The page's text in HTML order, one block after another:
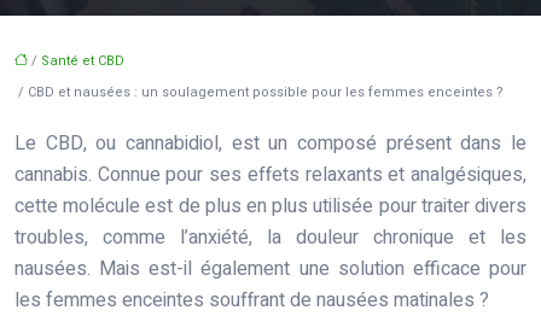
/ Santé et CBD
/ CBD et nausées : un soulagement possible pour les femmes enceintes ?
Le CBD, ou cannabidiol, est un composé présent dans le
cannabis. Connue pour ses effets relaxants et analgésiques,
cette molécule est de plus en plus utilisée pour traiter divers
troubles, comme l’anxiété, la douleur chronique et les
nausées. Mais est-il également une solution efficace pour
les femmes enceintes souffrant de nausées matinales ?